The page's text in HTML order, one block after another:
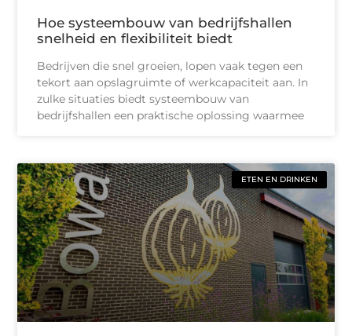
Hoe systeembouw van bedrijfshallen
snelheid en flexibiliteit biedt
Bedrijven die snel groeien, lopen vaak tegen een
tekort aan opslagruimte of werkcapaciteit aan. In
zulke situaties biedt systeembouw van
bedrijfshallen een praktische oplossing waarmee
ETEN EN DRINKEN